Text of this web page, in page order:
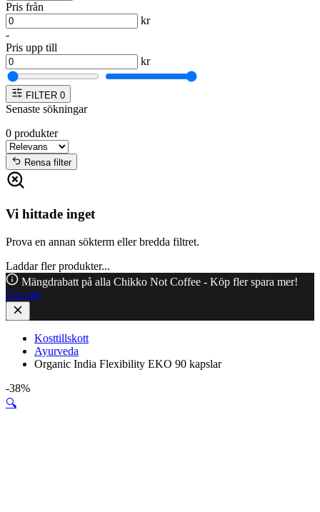
Pris från
kr
-
Pris upp till
kr
FILTER 0
Senaste sökningar
0 produkter
Rensa filter
Vi hittade inget
Prova en annan sökterm eller bredda filtret.
Laddar fler produkter...
Mängdrabatt på alla Chikko Not Coffee - Köp fler spara mer!
Läs mer
Kosttillskott
Ayurveda
Organic India Flexibility EKO 90 kapslar
-38%
🔍